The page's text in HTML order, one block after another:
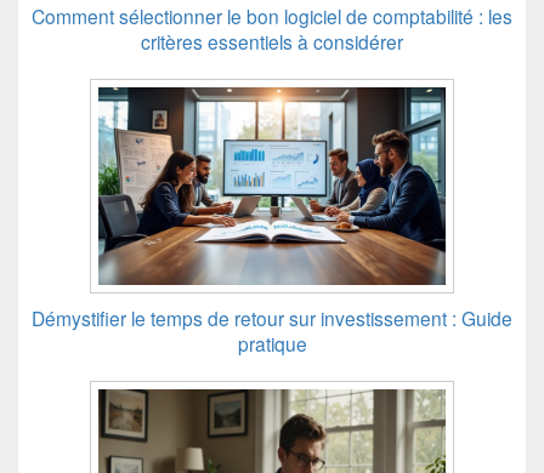
Comment sélectionner le bon logiciel de comptabilité : les
critères essentiels à considérer
Démystifier le temps de retour sur investissement : Guide
pratique